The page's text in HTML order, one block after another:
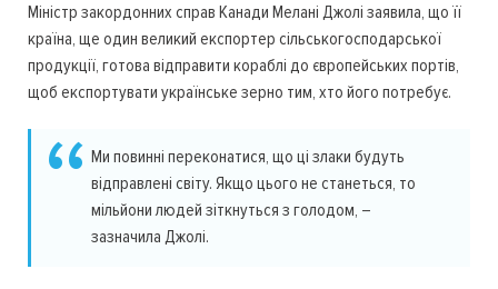
Міністр закордонних справ Канади Мелані Джолі заявила, що її
країна, ще один великий експортер сільськогосподарської
продукції, готова відправити кораблі до європейських портів,
щоб експортувати українське зерно тим, хто його потребує.
Ми повинні переконатися, що ці злаки будуть
відправлені світу. Якщо цього не станеться, то
мільйони людей зіткнуться з голодом, –
зазначила Джолі.